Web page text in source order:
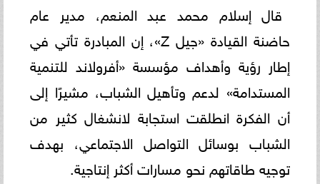
قال إسلام محمد عبد المنعم، مدير عام
حاضنة القيادة «جيل Z»، إن المبادرة تأتي في
إطار رؤية وأهداف مؤسسة «أفرولاند للتنمية
المستدامة» لدعم وتأهيل الشباب، مشيرًا إلى
أن الفكرة انطلقت استجابة لانشغال كثير من
الشباب بوسائل التواصل الاجتماعي، بهدف
توجيه طاقاتهم نحو مسارات أكثر إنتاجية.